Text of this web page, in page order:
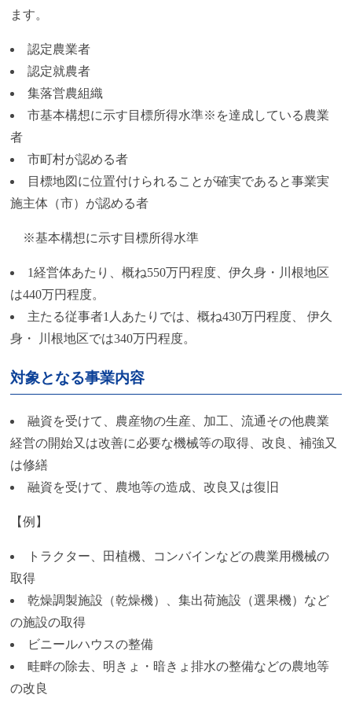
ます。
認定農業者
認定就農者
集落営農組織
市基本構想に示す目標所得水準※を達成している農業
者
市町村が認める者
目標地図に位置付けられることが確実であると事業実
施主体（市）が認める者
※基本構想に示す目標所得水準
1経営体あたり、概ね550万円程度、伊久身・川根地区
は440万円程度。
主たる従事者1人あたりでは、概ね430万円程度、 伊久
身・ 川根地区では340万円程度。
対象となる事業内容
融資を受けて、農産物の生産、加工、流通その他農業
経営の開始又は改善に必要な機械等の取得、改良、補強又
は修繕
融資を受けて、農地等の造成、改良又は復旧
【例】
トラクター、田植機、コンバインなどの農業用機械の
取得
乾燥調製施設（乾燥機）、集出荷施設（選果機）など
の施設の取得
ビニールハウスの整備
畦畔の除去、明きょ・暗きょ排水の整備などの農地等
の改良